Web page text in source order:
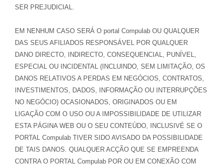
SER PREJUDICIAL.
EM NENHUM CASO SERÁ O portal Compulab OU QUALQUER
DAS SEUS AFILIADOS RESPONSÁVEL POR QUALQUER
DANO DIRECTO, INDIRECTO, CONSEQUENCIAL, PUNÍVEL,
ESPECIAL OU INCIDENTAL (INCLUINDO, SEM LIMITAÇÃO, OS
DANOS RELATIVOS A PERDAS EM NEGÓCIOS, CONTRATOS,
INVESTIMENTOS, DADOS, INFORMAÇÃO OU INTERRUPÇÕES
NO NEGÓCIO) OCASIONADOS, ORIGINADOS OU EM
LIGAÇÃO COM O USO OU A IMPOSSIBILIDADE DE UTILIZAR
ESTA PÁGINA WEB OU O SEU CONTEÚDO, INCLUSIVÉ SE O
PORTAL Compulab TIVER SIDO AVISADO DA POSSIBILIDADE
DE TAIS DANOS. QUALQUER ACÇÃO QUE SE EMPREENDA
CONTRA O PORTAL Compulab POR OU EM CONEXÃO COM